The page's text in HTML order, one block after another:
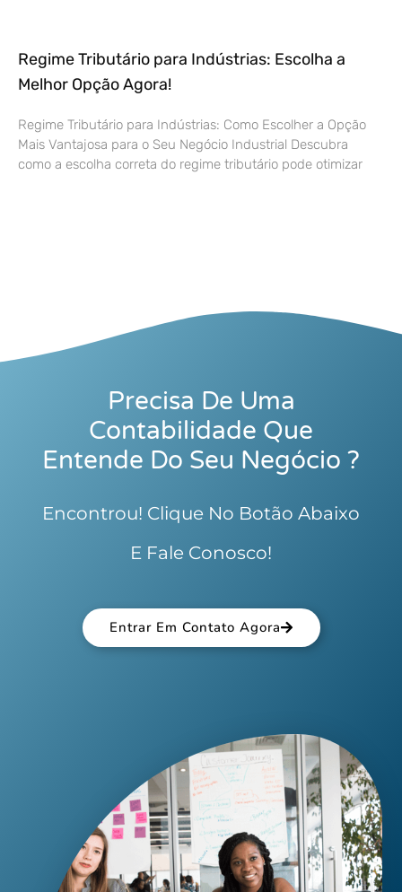
Regime Tributário para Indústrias: Escolha a
Melhor Opção Agora!
Regime Tributário para Indústrias: Como Escolher a Opção
Mais Vantajosa para o Seu Negócio Industrial Descubra
como a escolha correta do regime tributário pode otimizar
Precisa De Uma
Contabilidade Que
Entende Do Seu Negócio ?
Encontrou! Clique No Botão Abaixo
E Fale Conosco!
Entrar Em Contato Agora